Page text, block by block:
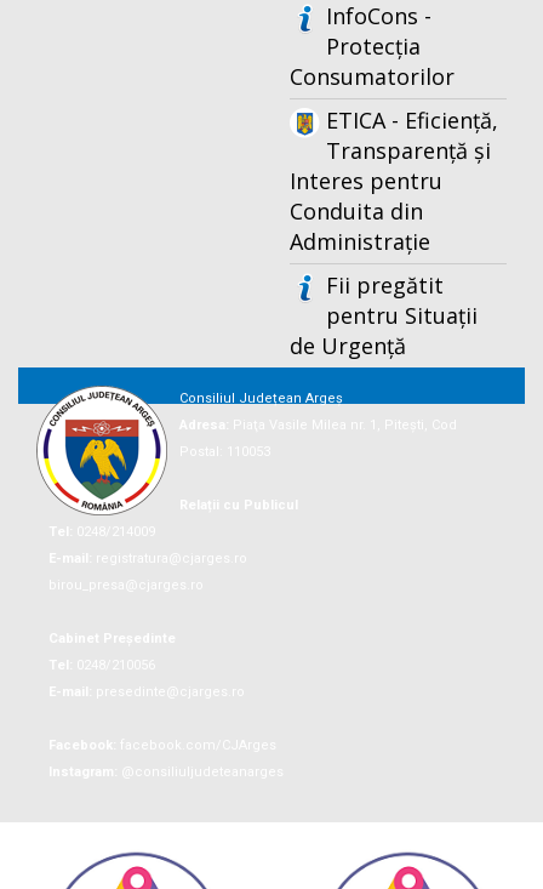
InfoCons -
Protecția
Consumatorilor
ETICA - Eficiență,
Transparență și
Interes pentru
Conduita din
Administrație
Fii pregătit
pentru Situații
de Urgență
Consiliul Județean Argeș